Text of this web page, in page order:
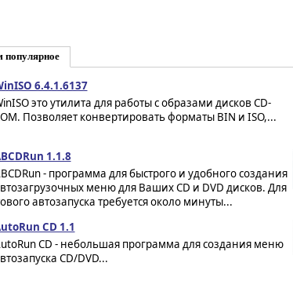
популярное
6.4.1.6137
это утилита для работы с образами дисков CD-
Позволяет конвертировать форматы BIN и ISO,...
1.1.8
- программа для быстрого и удобного создания
меню для Ваших CD и DVD дисков. Для
автозапуска требуется около минуты...
CD 1.1
CD - небольшая программа для создания меню
CD/DVD...